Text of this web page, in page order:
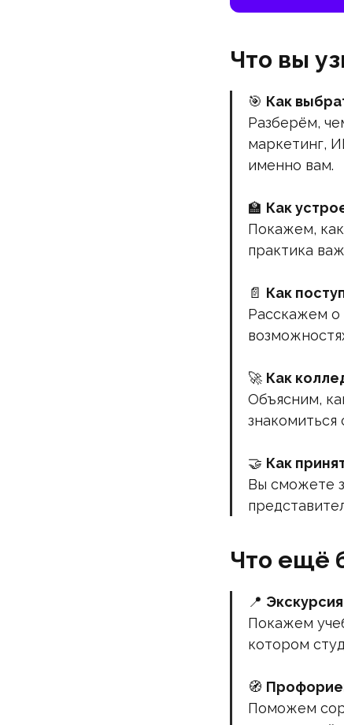
Что вы
🎯 Как
Разберём,
маркетинг,
именно вам.
🏫 Как
Покажем,
практика
📄 Как
Расскажем о
🚀 Как
Объясним,
🤝 Как
Вы сможете
Что ещё
📍
Покажем
котором
🧭
Поможем